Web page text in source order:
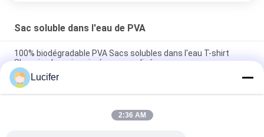
Sac soluble dans l'eau de PVA
100% biodégradable PVA Sacs solubles dans l'eau T-shirt
Shopping Logo imprimé personnalisé
Sac soluble dans l'eau chaud de blanchisserie d'hôpital de
660MM x de 840MM x 25Micron
Sachet en plastique soluble dans l'eau froid jetable de PVA
Lucifer
2:36 AM